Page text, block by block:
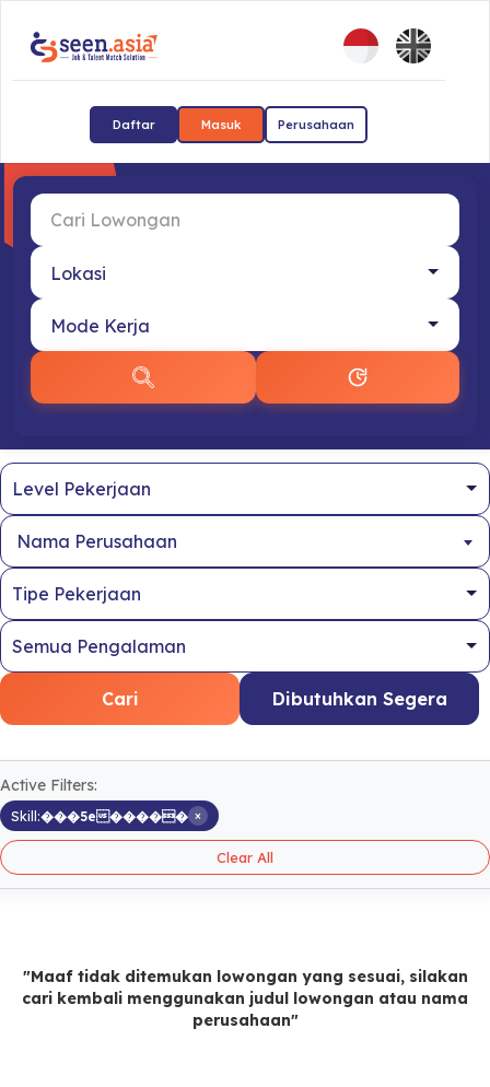
Daftar Masuk Perusahaan
Nama Perusahaan
Cari Dibutuhkan Segera
Active Filters:
Skill:���5e����� ×
Clear All
"Maaf tidak ditemukan lowongan yang sesuai, silakan
cari kembali menggunakan judul lowongan atau nama
perusahaan"